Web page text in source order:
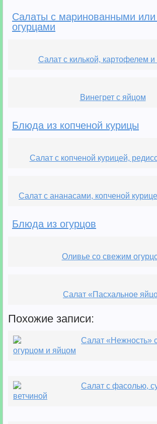
Салаты с маринованными
огурцами
Салат с килькой, картофелем и
Винегрет с яйцом
Блюда из копченой курицы
Салат с копченой курицей,
Салат с ананасами, копченой
Блюда из огурцов
Оливье со свежим
Салат «Пасхальное
Похожие записи:
Салат «Нежность»
огурцом и яйцом
Салат с фасолью,
ветчиной